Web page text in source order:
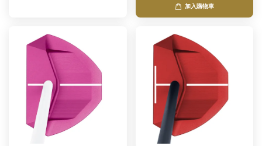
加入購物車